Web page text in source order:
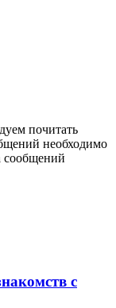
почитать
необходимо
сообщений
c